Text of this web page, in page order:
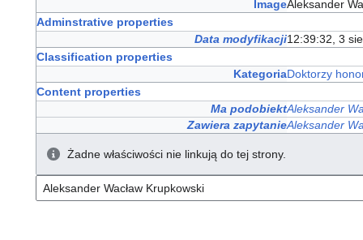
ImageAleksander
Adminstrative properties
Data modyfikacji12:39:32, 3
Classification properties
KategoriaDoktorzy
Content properties
Ma podobiektAleksander
Zawiera zapytanieAleksander
Żadne właściwości nie linkują do tej strony.